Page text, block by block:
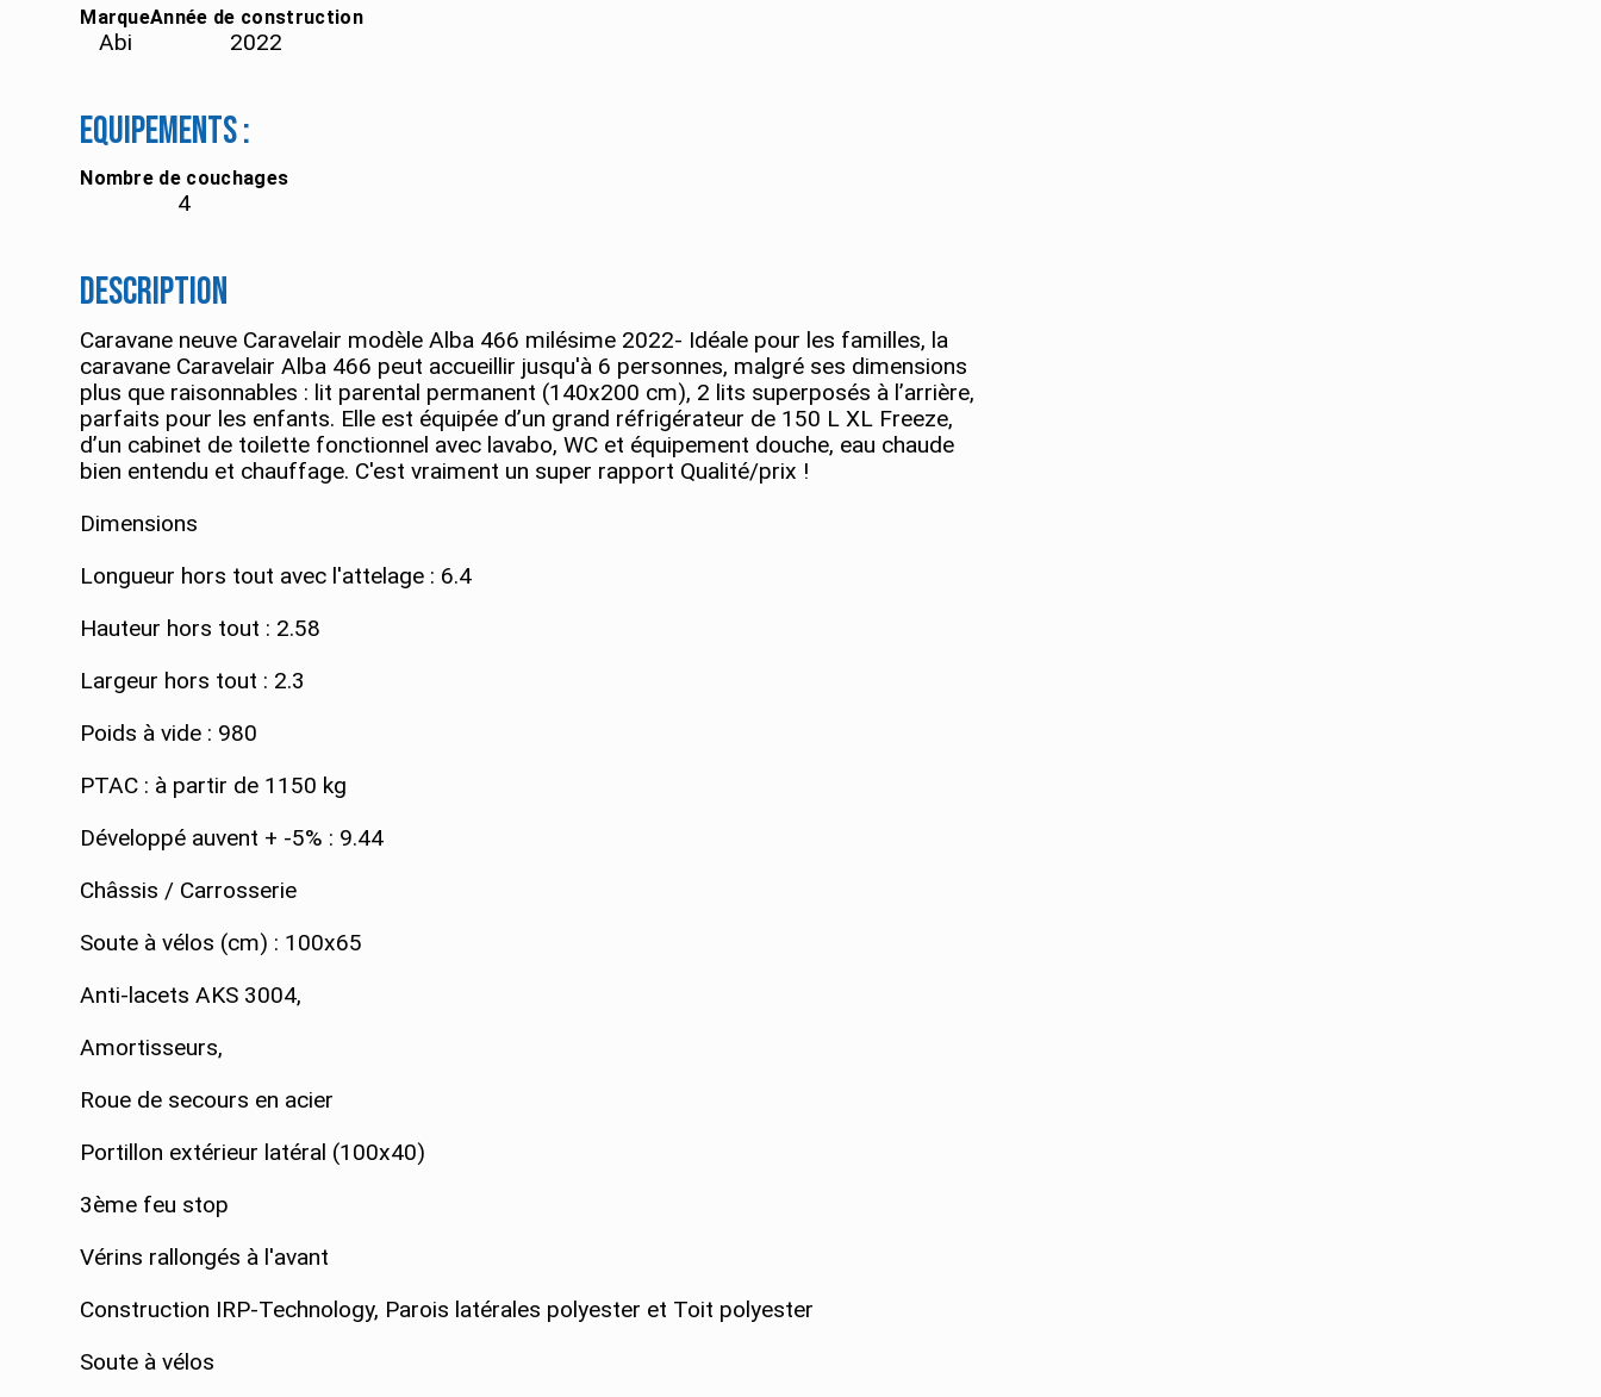
Marque
Abi
Année de construction
2022
Equipements :
Nombre de couchages
4
Description
Caravane neuve Caravelair modèle Alba 466 milésime 2022- Idéale pour les familles, la
caravane Caravelair Alba 466 peut accueillir jusqu'à 6 personnes, malgré ses dimensions
plus que raisonnables : lit parental permanent (140x200 cm), 2 lits superposés à l’arrière,
parfaits pour les enfants. Elle est équipée d’un grand réfrigérateur de 150 L XL Freeze,
d’un cabinet de toilette fonctionnel avec lavabo, WC et équipement douche, eau chaude
bien entendu et chauffage. C'est vraiment un super rapport Qualité/prix !
Dimensions
Longueur hors tout avec l'attelage : 6.4
Hauteur hors tout : 2.58
Largeur hors tout : 2.3
Poids à vide : 980
PTAC : à partir de 1150 kg
Développé auvent + -5% : 9.44
Châssis / Carrosserie
Soute à vélos (cm) : 100x65
Anti-lacets AKS 3004,
Amortisseurs,
Roue de secours en acier
Portillon extérieur latéral (100x40)
3ème feu stop
Vérins rallongés à l'avant
Construction IRP-Technology, Parois latérales polyester et Toit polyester
Soute à vélos